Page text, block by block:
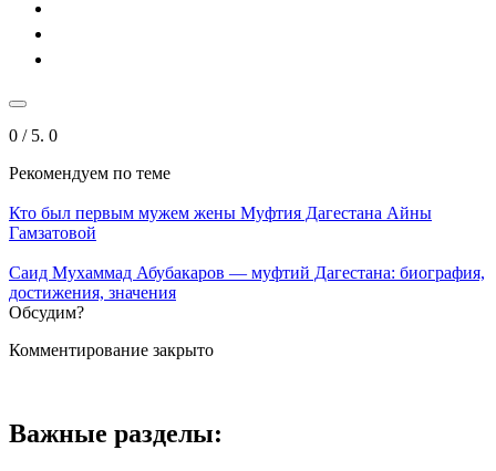
0 / 5. 0
Рекомендуем по теме
Кто был первым мужем жены Муфтия Дагестана Айны
Гамзатовой
Саид Мухаммад Абубакаров — муфтий Дагестана: биография,
достижения, значения
Обсудим?
Комментирование закрыто
Важные разделы: